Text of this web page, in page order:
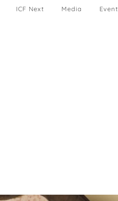
ICF Next Media Event